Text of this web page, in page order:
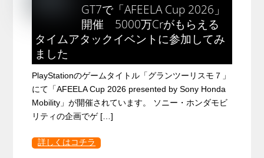
GT7で「AFEELA Cup 2026」
開催 5000万Crがもらえる
タイムアタックイベントに参加してみ
ました
PlayStationのゲームタイトル「グランツーリスモ７」
にて「AFEELA Cup 2026 presented by Sony Honda
Mobility」が開催されています。 ソニー・ホンダモビ
リティの企画でゲ […]
詳しくはコチラ